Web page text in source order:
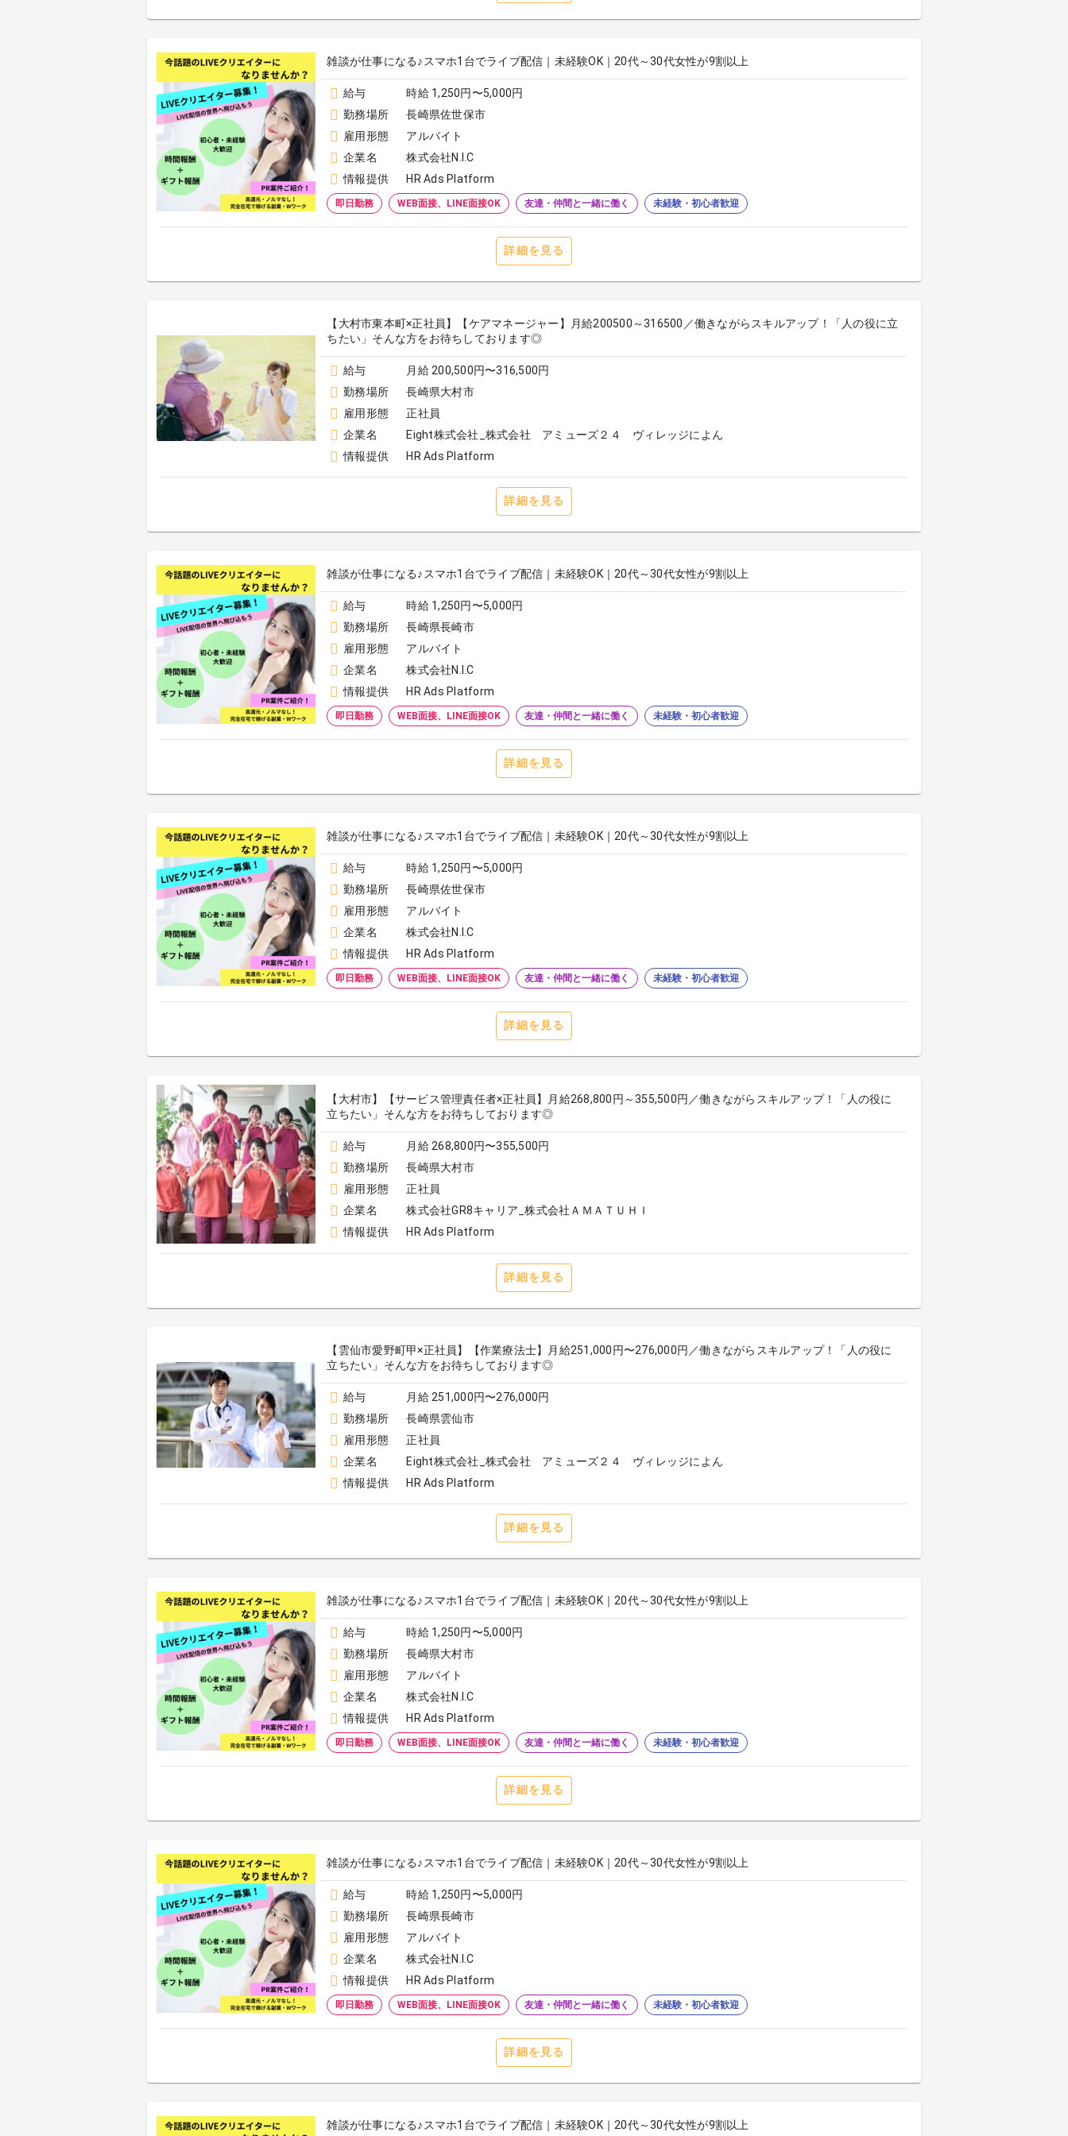
雑談が仕事になる♪スマホ1台でライブ配信｜未経験OK｜20代～30代女性が9割以上
給与
時給 1,250円〜5,000円
勤務場所
長崎県佐世保市
雇用形態
アルバイト
企業名
株式会社N.I.C
情報提供
HR Ads Platform
即日勤務 WEB面接、LINE面接OK 友達・仲間と一緒に働く 未経験・初心者歓迎
詳細を見る
【大村市東本町×正社員】【ケアマネージャー】月給200500～316500／働きながらスキルアップ！「人の役に立
ちたい」そんな方をお待ちしております◎
給与
月給 200,500円〜316,500円
勤務場所
長崎県大村市
雇用形態
正社員
企業名
Eight株式会社_株式会社 アミューズ２４ ヴィレッジによん
情報提供
HR Ads Platform
詳細を見る
雑談が仕事になる♪スマホ1台でライブ配信｜未経験OK｜20代～30代女性が9割以上
給与
時給 1,250円〜5,000円
勤務場所
長崎県長崎市
雇用形態
アルバイト
企業名
株式会社N.I.C
情報提供
HR Ads Platform
即日勤務 WEB面接、LINE面接OK 友達・仲間と一緒に働く 未経験・初心者歓迎
詳細を見る
雑談が仕事になる♪スマホ1台でライブ配信｜未経験OK｜20代～30代女性が9割以上
給与
時給 1,250円〜5,000円
勤務場所
長崎県佐世保市
雇用形態
アルバイト
企業名
株式会社N.I.C
情報提供
HR Ads Platform
即日勤務 WEB面接、LINE面接OK 友達・仲間と一緒に働く 未経験・初心者歓迎
詳細を見る
【大村市】【サービス管理責任者×正社員】月給268,800円～355,500円／働きながらスキルアップ！「人の役に
立ちたい」そんな方をお待ちしております◎
給与
月給 268,800円〜355,500円
勤務場所
長崎県大村市
雇用形態
正社員
企業名
株式会社GR8キャリア_株式会社ＡＭＡＴＵＨＩ
情報提供
HR Ads Platform
詳細を見る
【雲仙市愛野町甲×正社員】【作業療法士】月給251,000円〜276,000円／働きながらスキルアップ！「人の役に
立ちたい」そんな方をお待ちしております◎
給与
月給 251,000円〜276,000円
勤務場所
長崎県雲仙市
雇用形態
正社員
企業名
Eight株式会社_株式会社 アミューズ２４ ヴィレッジによん
情報提供
HR Ads Platform
詳細を見る
雑談が仕事になる♪スマホ1台でライブ配信｜未経験OK｜20代～30代女性が9割以上
給与
時給 1,250円〜5,000円
勤務場所
長崎県大村市
雇用形態
アルバイト
企業名
株式会社N.I.C
情報提供
HR Ads Platform
即日勤務 WEB面接、LINE面接OK 友達・仲間と一緒に働く 未経験・初心者歓迎
詳細を見る
雑談が仕事になる♪スマホ1台でライブ配信｜未経験OK｜20代～30代女性が9割以上
給与
時給 1,250円〜5,000円
勤務場所
長崎県長崎市
雇用形態
アルバイト
企業名
株式会社N.I.C
情報提供
HR Ads Platform
即日勤務 WEB面接、LINE面接OK 友達・仲間と一緒に働く 未経験・初心者歓迎
詳細を見る
雑談が仕事になる♪スマホ1台でライブ配信｜未経験OK｜20代～30代女性が9割以上